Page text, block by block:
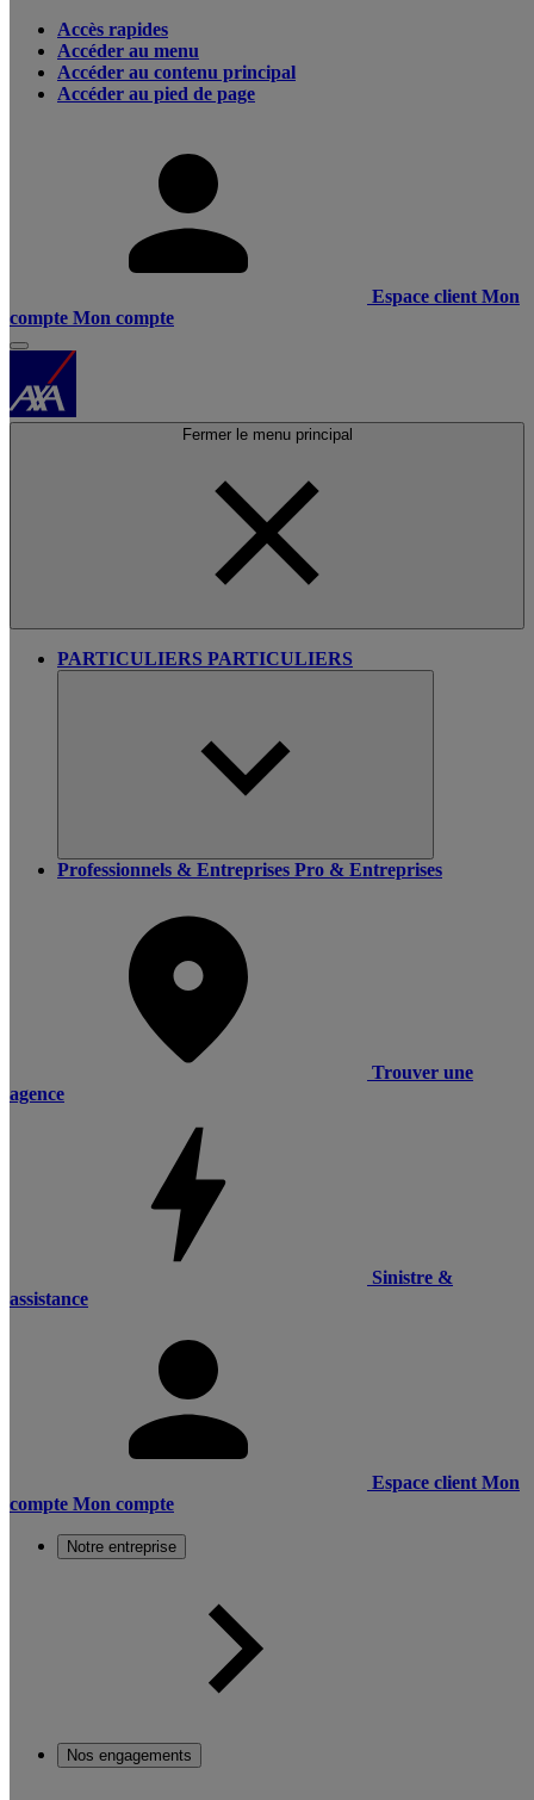
Accès rapides
Accéder au menu
Accéder au contenu principal
Accéder au pied de page
Espace client Mon
compte Mon compte
Fermer le menu principal
PARTICULIERS PARTICULIERS
Professionnels & Entreprises Pro & Entreprises
Trouver une
agence
Sinistre &
assistance
Espace client Mon
compte Mon compte
Notre entreprise
Nos engagements